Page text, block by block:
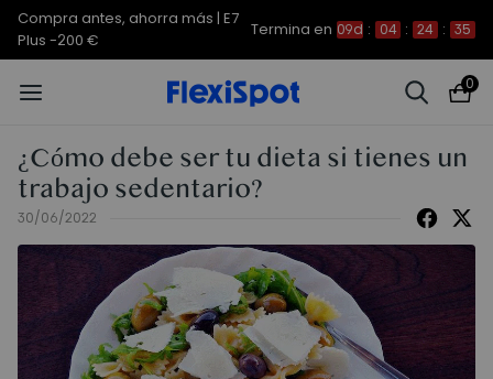
Compra antes, ahorra más | E7
Plus -200 €
Termina en 09d : 04 : 24 : 34
0
¿Cómo debe ser tu dieta si tienes un
trabajo sedentario?
30/06/2022